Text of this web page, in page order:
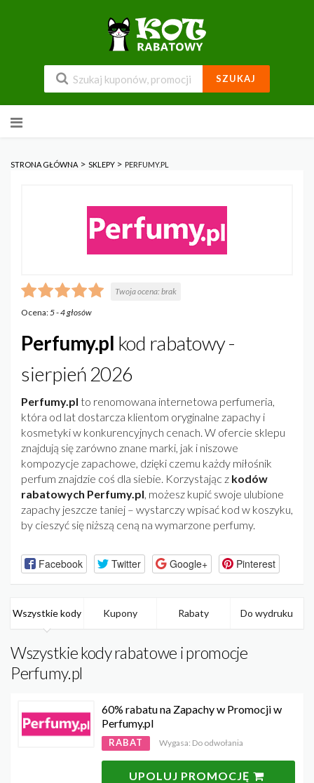
SZUKAJ
do
STRONA GŁÓWNA > SKLEPY > PERFUMY.PL
Twoja ocena:brak
Ocena:5-4głosów
Perfumy.pl kod rabatowy -
sierpień 2026
Perfumy.pl to renomowana internetowa perfumeria,
która od lat dostarcza klientom oryginalne zapachy i
kosmetyki w konkurencyjnych cenach. W ofercie sklepu
znajdują się zarówno znane marki, jak i niszowe
kompozycje zapachowe, dzięki czemu każdy miłośnik
perfum znajdzie coś dla siebie. Korzystając z kodów
rabatowych Perfumy.pl, możesz kupić swoje ulubione
zapachy jeszcze taniej – wystarczy wpisać kod w koszyku,
by cieszyć się niższą ceną na wymarzone perfumy.
Facebook Twitter Google+ Pinterest
Wszystkie kody Kupony Rabaty Do wydruku
Wszystkie kody rabatowe i promocje
Perfumy.pl
60% rabatu na Zapachy w Promocji w
Perfumy.pl
RABAT Wygasa: Do odwołania
UPOLUJ PROMOCJĘ